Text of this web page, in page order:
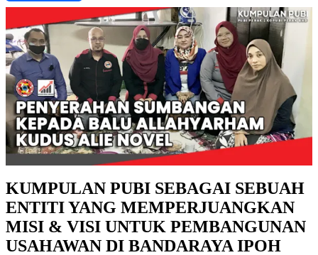
KUMPULAN PUBI SEBAGAI SEBUAH
ENTITI YANG MEMPERJUANGKAN
MISI & VISI UNTUK PEMBANGUNAN
USAHAWAN DI BANDARAYA IPOH